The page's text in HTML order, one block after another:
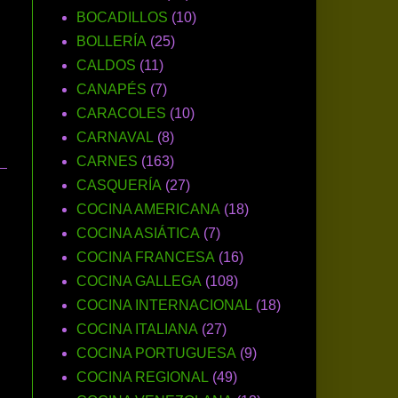
BOCADILLOS (10)
BOLLERÍA (25)
CALDOS (11)
CANAPÉS (7)
CARACOLES (10)
CARNAVAL (8)
CARNES (163)
CASQUERÍA (27)
COCINA AMERICANA (18)
COCINA ASIÁTICA (7)
COCINA FRANCESA (16)
COCINA GALLEGA (108)
COCINA INTERNACIONAL (18)
COCINA ITALIANA (27)
COCINA PORTUGUESA (9)
COCINA REGIONAL (49)